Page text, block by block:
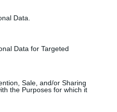
Data.
Data for Targeted
Sale, and/or Sharing
the Purposes for which it